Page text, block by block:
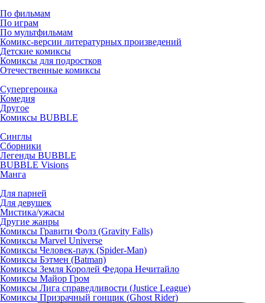
По фильмам
По играм
По мультфильмам
Комикс-версии литературных произведений
Детские комиксы
Комиксы для подростков
Отечественные комиксы
Супергероика
Комедия
Другое
Комиксы BUBBLE
Синглы
Сборники
Легенды BUBBLE
BUBBLE Visions
Манга
Для парней
Для девушек
Мистика/ужасы
Другие жанры
Комиксы Гравити Фолз (Gravity Falls)
Комиксы Marvel Universe
Комиксы Человек-паук (Spider-Man)
Комиксы Бэтмен (Batman)
Комиксы Земля Королей Федора Нечитайло
Комиксы Майор Гром
Комиксы Лига справедливости (Justice League)
Комиксы Призрачный гонщик (Ghost Rider)